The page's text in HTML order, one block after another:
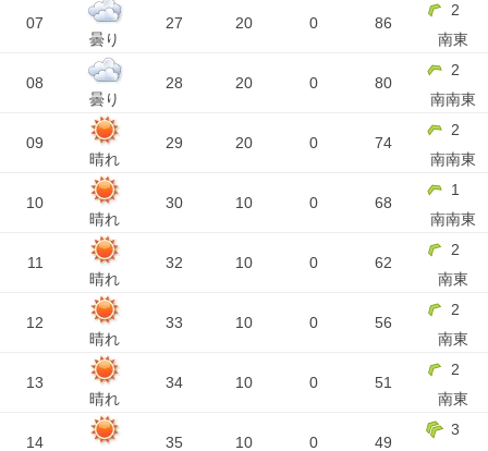
07
曇り
27 20 0 86
2
南東
08
曇り
28 20 0 80
2
南南東
09
晴れ
29 20 0 74
2
南南東
10
晴れ
30 10 0 68
1
南南東
11
晴れ
32 10 0 62
2
南東
12
晴れ
33 10 0 56
2
南東
13
晴れ
34 10 0 51
2
南東
14
35 10 0 49
3